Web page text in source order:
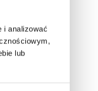
i analizować
lub